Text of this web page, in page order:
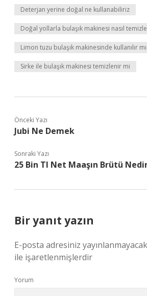
Deterjan yerine doğal ne kullanabiliriz
Doğal yollarla bulaşık makinesi nasıl
Limon tuzu bulaşık makinesinde kullanılır mı
Sirke ile bulaşık makinesi temizlenir mi
Önceki Yazı
Jubi Ne Demek
Sonraki Yazı
25 Bin Tl Net Maaşın Brütü
Bir yanıt yazın
E-posta adresiniz
ile işaretlenmişlerdir
Yorum